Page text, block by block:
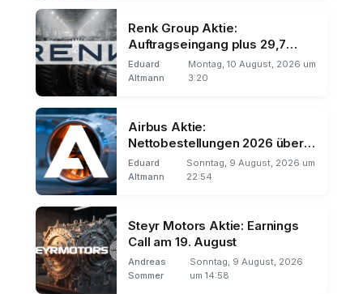
Renk Group Aktie:
Auftragseingang plus 29,7
Prozent
Eduard
Altmann
Montag, 10 August, 2026 um
3:20
Airbus Aktie:
Nettobestellungen 2026 über
1.000
Eduard
Altmann
Sonntag, 9 August, 2026 um
22:54
Steyr Motors Aktie: Earnings
Call am 19. August
Andreas
Sommer
Sonntag, 9 August, 2026
um 14:58